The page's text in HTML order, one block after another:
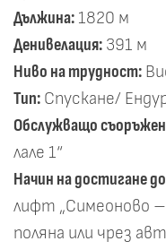
Дължина: 1820 м
Денивелация: 391 м
Ниво на трудност:
Тип: Спускане/
Обслужващо
лале 1“
Начин на достигане
лифт „Симеоново
поляна или чрез